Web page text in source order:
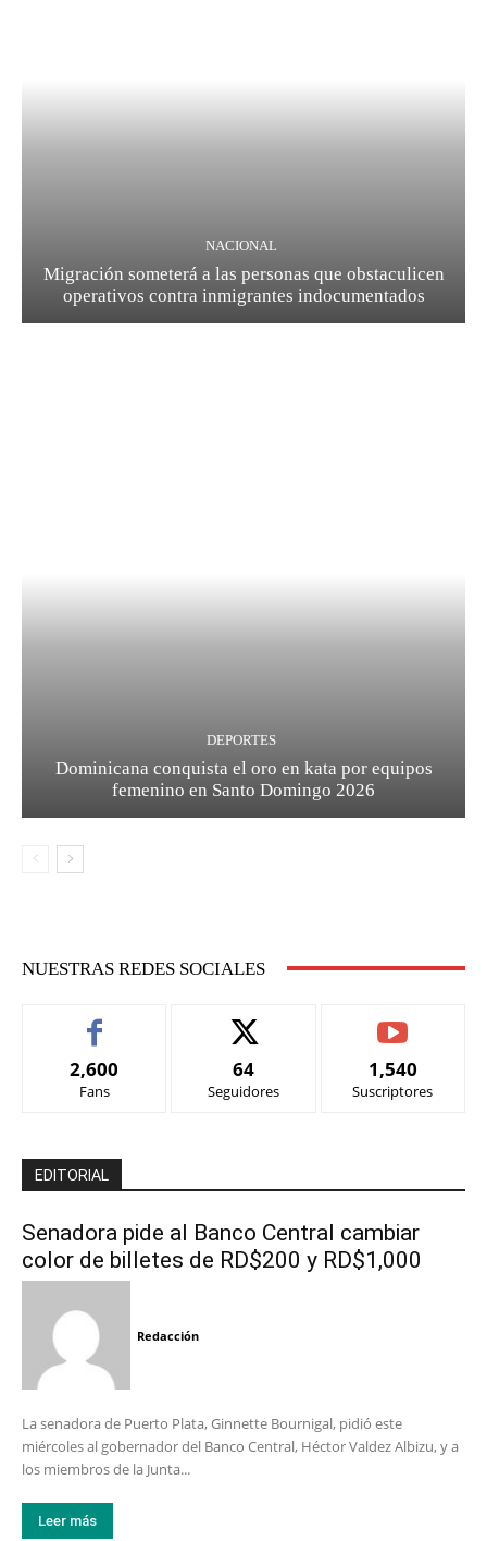
NACIONAL
Migración someterá a las personas que obstaculicen
operativos contra inmigrantes indocumentados
DEPORTES
Dominicana conquista el oro en kata por equipos
femenino en Santo Domingo 2026
NUESTRAS REDES SOCIALES
2,600
Fans
64
Seguidores
1,540
Suscriptores
EDITORIAL
Senadora pide al Banco Central cambiar
color de billetes de RD$200 y RD$1,000
Redacción
La senadora de Puerto Plata, Ginnette Bournigal, pidió este
miércoles al gobernador del Banco Central, Héctor Valdez Albizu, y a
los miembros de la Junta...
Leer más